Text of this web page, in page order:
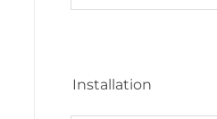
Installation